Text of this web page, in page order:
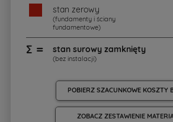
stan zerowy
(fundamenty i ściany
fundamentowe)
∑ = stan surowy zamknięty
(bez instalacji)
POBIERZ SZACUNKOWE KOSZTY
ZOBACZ ZESTAWIENIE